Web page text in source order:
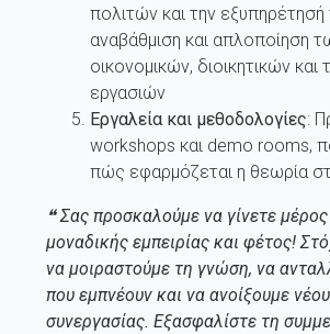
πολιτών και την
αναβάθμιση και απλοποίηση
οικονομικών, διοικητικών και
εργασιών
Εργαλεία και μεθοδολογίες:
workshops και demo rooms,
πώς εφαρμόζεται η θεωρία
❝ Σας προσκαλούμε να γίνετε
μοναδικής εμπειρίας και φέτος!
να μοιραστούμε τη γνώση, να
που εμπνέουν και να ανοίξουμε
συνεργασίας. Εξασφαλίστε τη